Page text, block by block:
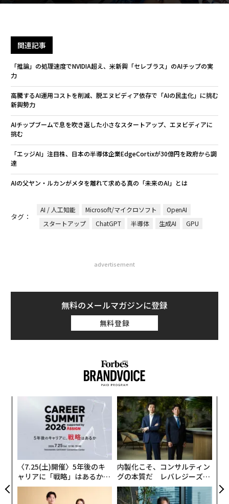
関連記事
「推論」の処理速度でNVIDIA超え、米新興「セレブラス」のAIチップの実
力
高騰するAI運用コストを削減、脱エヌビディア依存で「AIの民主化」に挑む
新興勢力
AIチップブームで息を吹き返した小さなスタートアップ、エヌビディアに
挑む
「エッジAI」注目株、日本の半導体企業EdgeCortixが30億円を政府から調
達
AIの父ヤン・ルカンがメタを離れて求める真の「未来のAI」とは
タグ：
AI / 人工知能 Microsoft/マイクロソフト
OpenAI
スタートアップ
ChatGPT 半導体 生成AI GPU
advertisement
無料のメールマガジンに登録
無料登録
〈7.25(土)開催〉5年後のキ
ャリアに「戦略」はあるか。
トップエグゼクティブのキャ
リアに触れる1日│CAREER S
内製化こそ、コンサルティン
グの本質だ レバレジーズが
実践する、次世代ファームの
全貌